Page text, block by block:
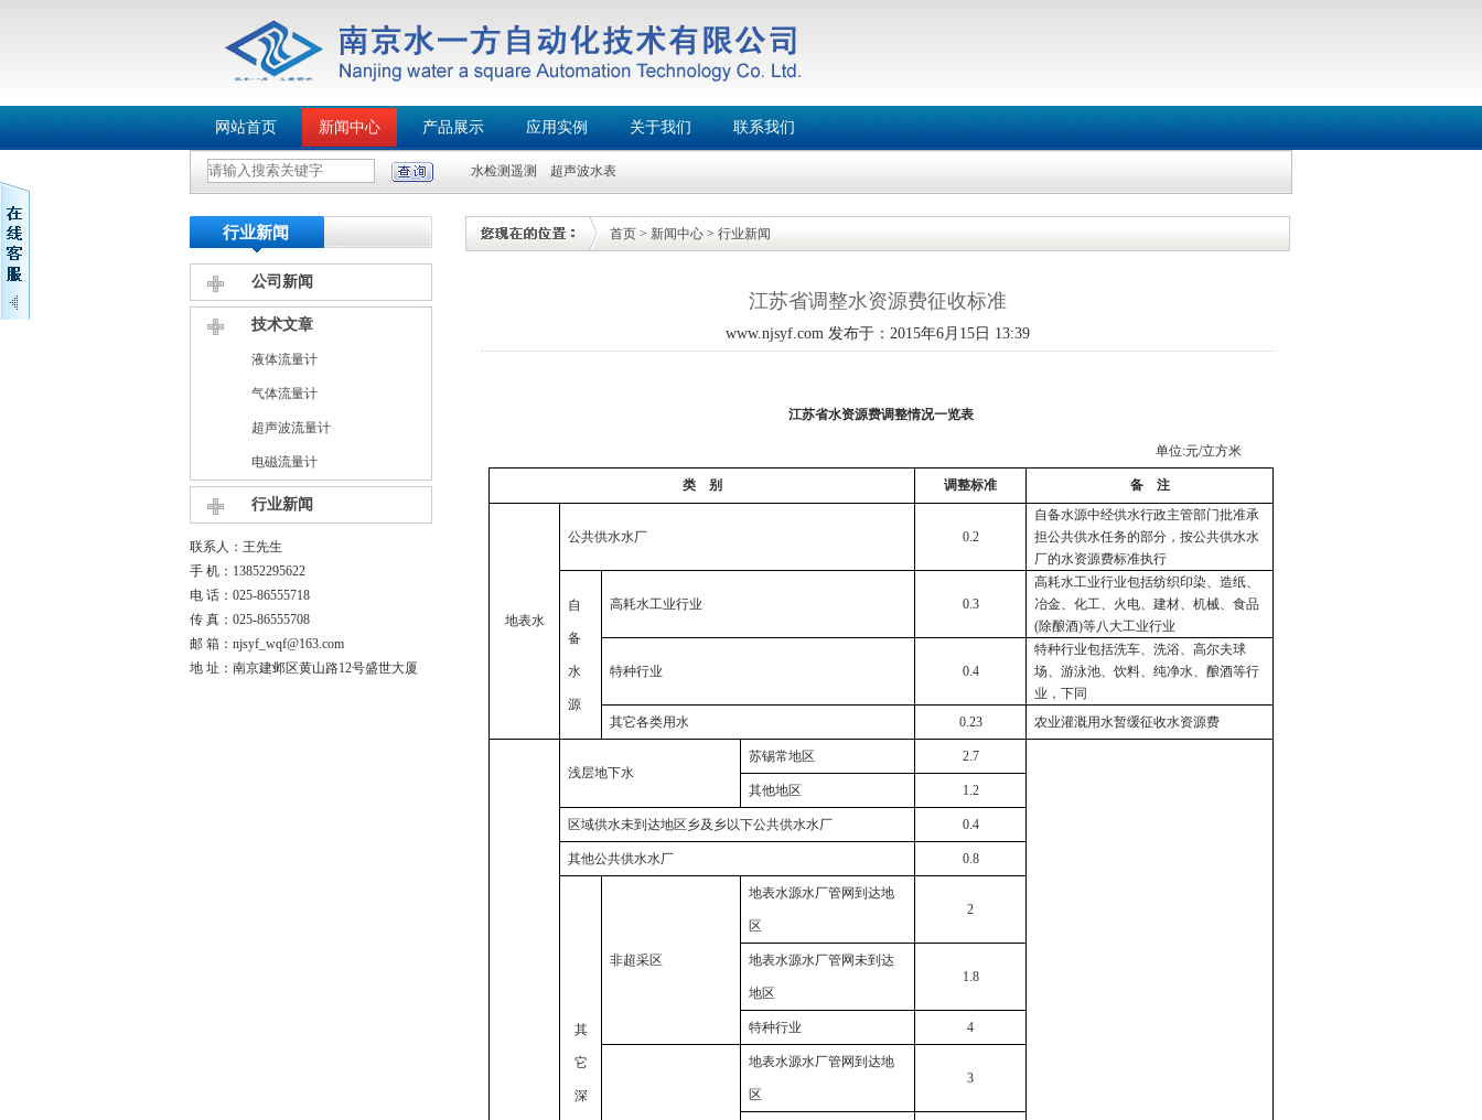
网站首页 新闻中心 产品展示 应用实例 关于我们 联系我们
水检测遥测 超声波水表
行业新闻
公司新闻
技术文章
液体流量计
气体流量计
超声波流量计
电磁流量计
行业新闻
联系人：王先生
手 机：13852295622
电 话：025-86555718
传 真：025-86555708
邮 箱：njsyf_wqf@163.com
地 址：南京建邺区黄山路12号盛世大厦
首页 > 新闻中心 > 行业新闻
江苏省调整水资源费征收标准
www.njsyf.com 发布于：2015年6月15日 13:39
江苏省水资源费调整情况一览表
单位:元/立方米
类 别 调整标准 备 注
地表水
公共供水水厂 0.2
自备水源中经供水行政主管部门批准承
担公共供水任务的部分，按公共供水水
厂的水资源费标准执行
自
备
水
源
高耗水工业行业 0.3
高耗水工业行业包括纺织印染、造纸、
冶金、化工、火电、建材、机械、食品
(除酿酒)等八大工业行业
特种行业 0.4
特种行业包括洗车、洗浴、高尔夫球
场、游泳池、饮料、纯净水、酿酒等行
业，下同
其它各类用水
0.23 农业灌溉用水暂缓征收水资源费
浅层地下水
苏锡常地区 2.7
其他地区 1.2
区域供水未到达地区乡及乡以下公共供水水厂 0.4
其他公共供水水厂 0.8
其
它
深
非超采区
地表水源水厂管网到达地
区
2
地表水源水厂管网未到达
地区
1.8
特种行业 4
地表水源水厂管网到达地
区
3